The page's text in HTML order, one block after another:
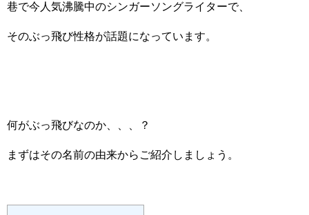
巷で今人気沸騰中のシンガーソングライターで、
そのぶっ飛び性格が話題になっています。
何がぶっ飛びなのか、、、？
まずはその名前の由来からご紹介しましょう。